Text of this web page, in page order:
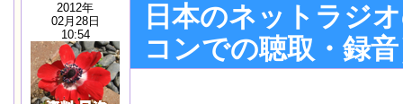
2012年
02月28日
10:54
日本のネットラジ
コンでの聴取・録